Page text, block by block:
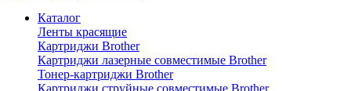
Каталог
Ленты красящие
Картриджи Brother
Картриджи лазерные совместимые Brother
Тонер-картриджи Brother
Картриджи струйные совместимые Brother